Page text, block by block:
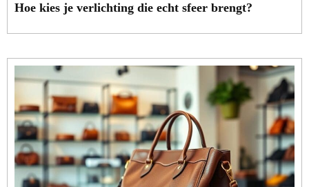
Hoe kies je verlichting die echt sfeer brengt?